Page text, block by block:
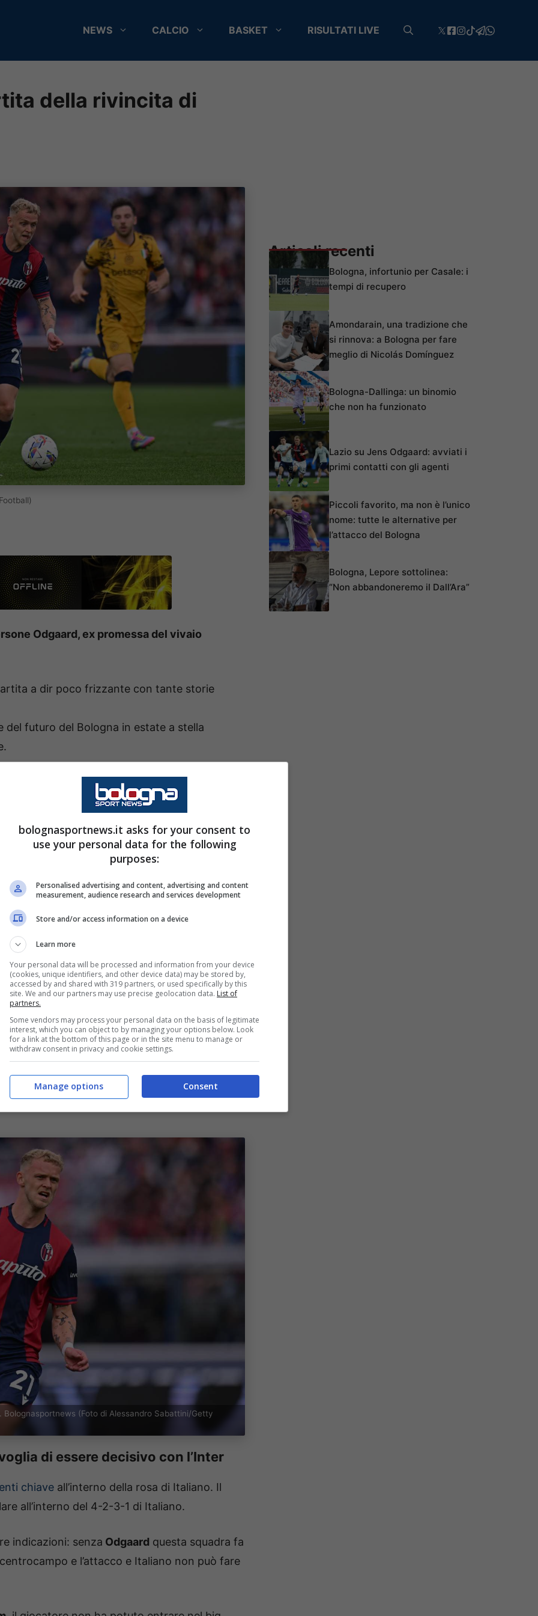
NEWS CALCIO BASKET RISULTATI LIVE
della rivincita di
Odgaard, ex promessa del vivaio
a dir poco frizzante con tante storie
del futuro del Bologna in estate a stella
all’Inter nel corso della passate sessioni di
con l’Inter c’èJens Odgaard . Non tutti se lo
grandi stelle del vivaio nerazzurro tra il 2017
in Italia di Odgaard
dell’Inter, il giocatore è stato acquistato
Politano. Avventura terminata con una sola
all’Heerenveenin Olanda, dove sigla sette
tra il Lugano e il Pescara in Serie B.
e il resto è storia. Il danese in Olanda si
e mezzo, il Bologna di
punta su di lui
(Foto di Alessandro Sabattini/Getty
di essere decisivo con l’Inter
chiave all’interno della rosa di Italiano. Il
all’interno del 4-2-3-1 di Italiano.
indicazioni: senza Odgaard questa squadra fa
e l’attacco e Italiano non può fare
Articoli recenti
Bologna, infortunio per Casale: i
tempi di recupero
Amondarain, una tradizione che
si rinnova: a Bologna per fare
meglio di Nicolás Domínguez
Bologna-Dallinga: un binomio
che non ha funzionato
Lazio su Jens Odgaard: avviati i
primi contatti con gli agenti
Piccoli favorito, ma non è l’unico
nome: tutte le alternative per
l’attacco del Bologna
Bologna, Lepore sottolinea:
“Non abbandoneremo il Dall’Ara”
bolognasportnews.it asks for your consent to
use your personal data for the following
purposes:
Personalised advertising and content, advertising and content
measurement, audience research and services development
Store and/or access information on a device
Learn more
Your personal data will be processed and information from your device
(cookies, unique identifiers, and other device data) may be stored by,
accessed by and shared with 319 partners, or used specifically by this
site. We and our partners may use precise geolocation data. List of
partners.
Some vendors may process your personal data on the basis of legitimate
interest, which you can object to by managing your options below. Look
for a link at the bottom of this page or in the site menu to manage or
withdraw consent in privacy and cookie settings.
Consent
Manage options